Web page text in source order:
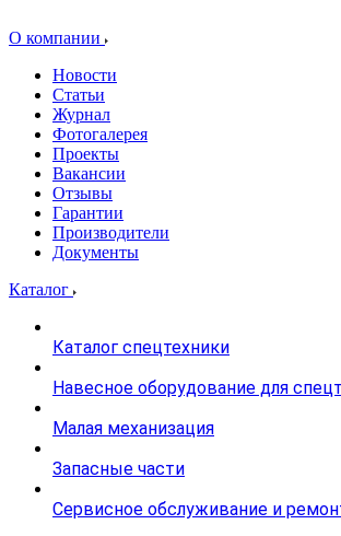
О компании
Новости
Статьи
Журнал
Фотогалерея
Проекты
Вакансии
Отзывы
Гарантии
Производители
Документы
Каталог
Каталог спецтехники
Навесное оборудование для
Малая механизация
Запасные части
Сервисное обслуживание и